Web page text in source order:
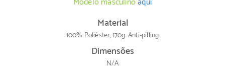
Material
100% Poliéster, 170g. Anti-pilling
Dimensões
N/A